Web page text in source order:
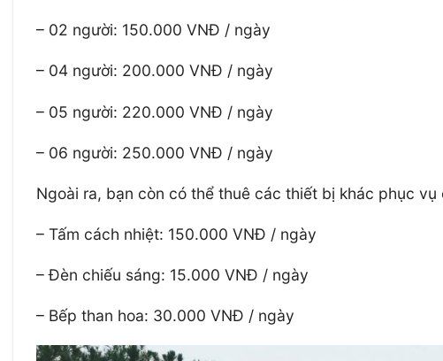
– 02 người: 150.000 VNĐ / ngày
– 04 người: 200.000 VNĐ / ngày
– 05 người: 220.000 VNĐ / ngày
– 06 người: 250.000 VNĐ / ngày
Ngoài ra, bạn còn có thể thuê các thiết bị khác phục
– Tấm cách nhiệt: 150.000 VNĐ / ngày
– Đèn chiếu sáng: 15.000 VNĐ / ngày
– Bếp than hoa: 30.000 VNĐ / ngày